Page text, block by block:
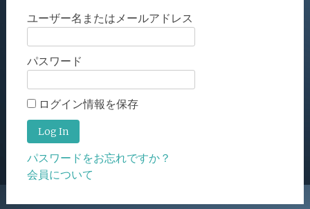
ユーザー名またはメールアドレス
パスワード
ログイン情報を保存
パスワードをお忘れですか？
会員について